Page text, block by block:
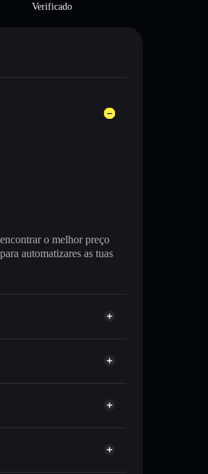
Verificado
o melhor preço
automatizares as tuas
Solana com